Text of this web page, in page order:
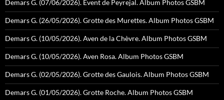
Demars G. (07/06/2026). Event de Peyrejal. Album Photos GSBM
Demars G. (26/05/2026). Grotte des Murettes. Album Photos GSBM
Demars G. (10/05/2026). Aven de la Chèvre. Album Photos GSBM
Demars G. (10/05/2026). Aven Rosa. Album Photos GSBM
Demars G. (02/05/2026). Grotte des Gaulois. Album Photos GSBM
Demars G. (01/05/2026). Grotte Roche. Album Photos GSBM